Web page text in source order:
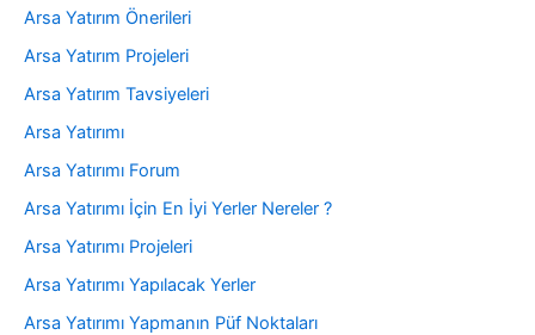
Arsa Yatırım Önerileri
Arsa Yatırım Projeleri
Arsa Yatırım Tavsiyeleri
Arsa Yatırımı
Arsa Yatırımı Forum
Arsa Yatırımı İçin En İyi Yerler Nereler ?
Arsa Yatırımı Projeleri
Arsa Yatırımı Yapılacak Yerler
Arsa Yatırımı Yapmanın Püf Noktaları